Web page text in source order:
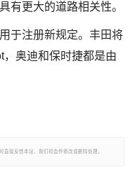
有更大的道路相关性。
于注册新规定。丰田将
奥迪和保时捷都是由
接反馈本站，我们将会作修改或删除处理。